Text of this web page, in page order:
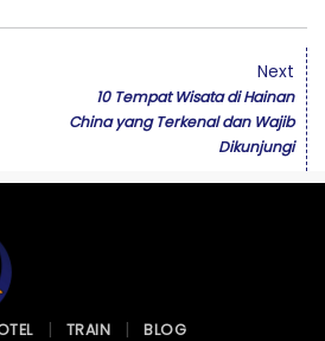
Next
10 Tempat Wisata di Hainan
China yang Terkenal dan Wajib
Dikunjungi
TRAIN BLOG